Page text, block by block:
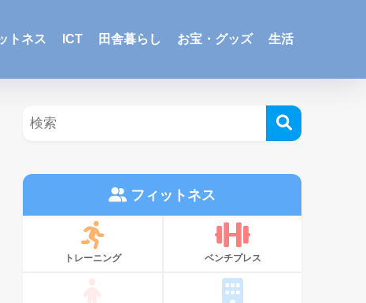
トネス ICT 田舎暮らし お宝・グッズ 生活
フィットネス
トレーニング ベンチプレス